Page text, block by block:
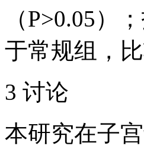
（P>0.05）
于常规组，
3 讨论
本研究在子